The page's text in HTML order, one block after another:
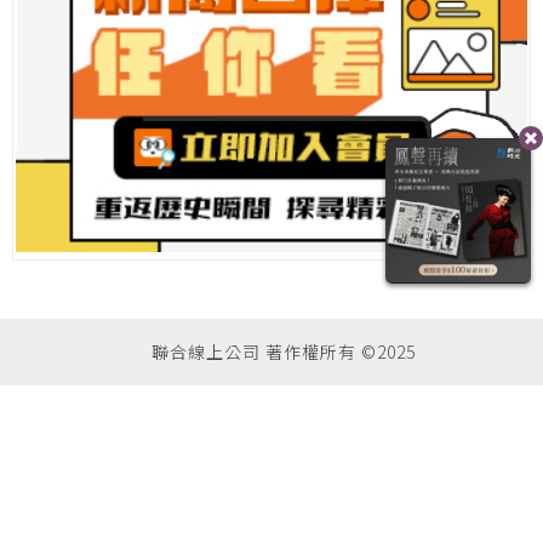
聯合線上公司 著作權所有 ©2025